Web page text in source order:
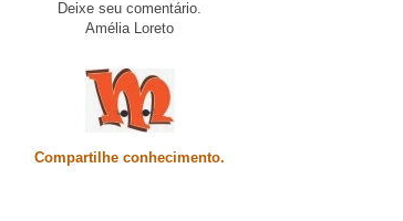
Deixe seu comentário.
Amélia Loreto
Compartilhe conhecimento.